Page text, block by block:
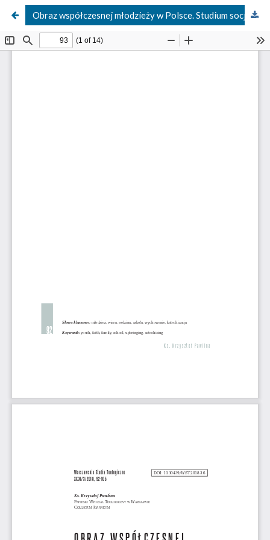
Obraz współczesnej młodzieży w Polsce. Studium socjologiczno-pastoralne